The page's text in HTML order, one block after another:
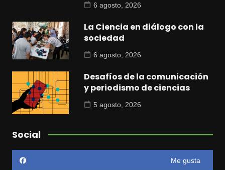
6 agosto, 2026
La Ciencia en diálogo con la
sociedad
6 agosto, 2026
Desafíos de la comunicación
y periodismo de ciencias
5 agosto, 2026
Social
Me gusta